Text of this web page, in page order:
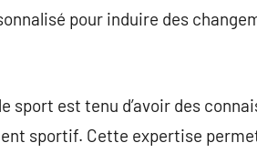
pour induire des
est tenu d’avoir des
sportif. Cette expertise